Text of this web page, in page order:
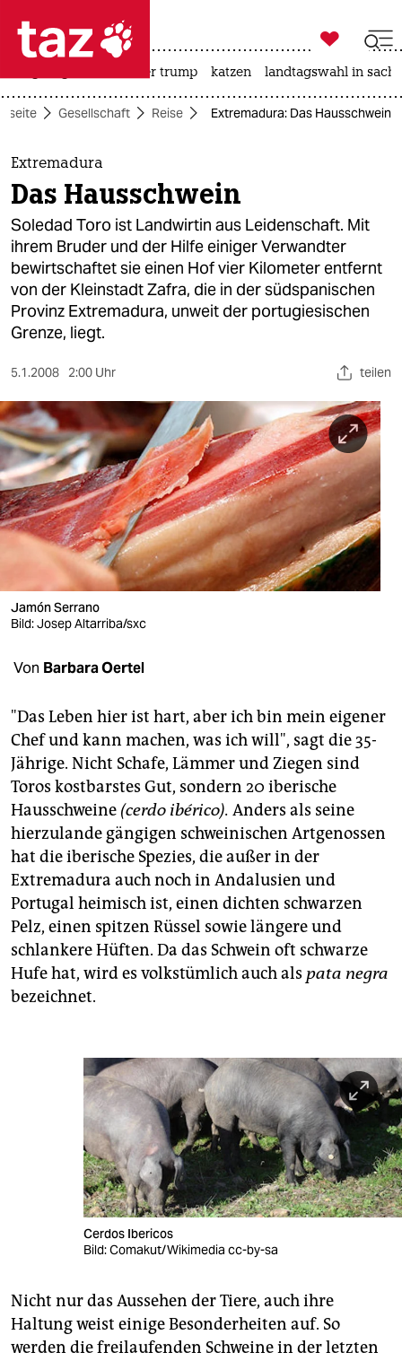
 taz zahl ich
taz zahl ich
themen
politik
öko
gesellschaft
kultur
sport
berlin
nord
wahrheit
verlag
veranstaltungen
shop
fragen & hilfe
abo
genossenschaft
epaper login

taz zahl ich
usa unter trump katzen landtagswahl in
Gesellschaft Reise Extremadura: Das Hausschwein
Extremadura
Das Hausschwein
Soledad Toro ist Landwirtin aus Leidenschaft. Mit
ihrem Bruder und der Hilfe einiger Verwandter
bewirtschaftet sie einen Hof vier Kilometer entfernt
von der Kleinstadt Zafra, die in der südspanischen
Provinz Extremadura, unweit der portugiesischen
Grenze, liegt.
5.1.2008 2:00 Uhr teilen
Jamón Serrano
Bild: Josep Altarriba/sxc
Von Barbara Oertel
"Das Leben hier ist hart, aber ich bin mein eigener
Chef und kann machen, was ich will", sagt die 35-
Jährige. Nicht Schafe, Lämmer und Ziegen sind
Toros kostbarstes Gut, sondern 20 iberische
Hausschweine (cerdo ibérico). Anders als seine
hierzulande gängigen schweinischen Artgenossen
hat die iberische Spezies, die außer in der
Extremadura auch noch in Andalusien und
Portugal heimisch ist, einen dichten schwarzen
Pelz, einen spitzen Rüssel sowie längere und
schlankere Hüften. Da das Schwein oft schwarze
Hufe hat, wird es volkstümlich auch als pata negra
bezeichnet.
Cerdos Ibericos
Bild: Comakut/Wikimedia cc-by-sa
Nicht nur das Aussehen der Tiere, auch ihre
Haltung weist einige Besonderheiten auf. So
werden die freilaufenden Schweine in der letzten